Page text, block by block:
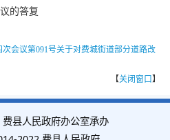
的答复
会议第091号关于对费城街道部分道路改
【关闭窗口】
县人民政府办公室承办